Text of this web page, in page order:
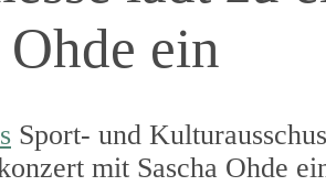
Ohde ein
Sport- und
mit Sascha Ohde